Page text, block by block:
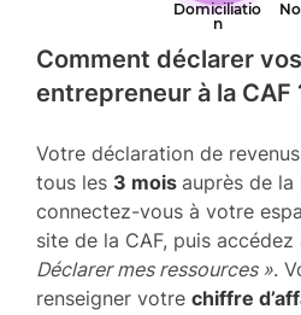
Comment déclarer
entrepreneur à la CAF
Votre déclaration de
tous les 3 mois auprès de la
connectez-vous à votre
site de la CAF, puis
Déclarer mes ressources ».
renseigner votre chiffre